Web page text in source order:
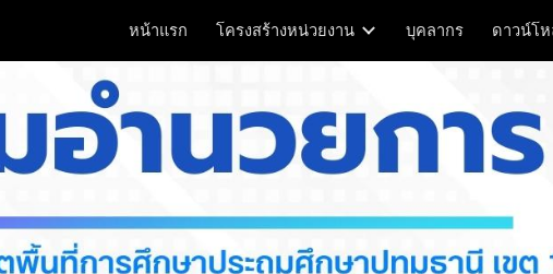
Skip to navigation
หน้าแรก โครงสร้างหน่วยงาน บุคลากร ดาวน์โ